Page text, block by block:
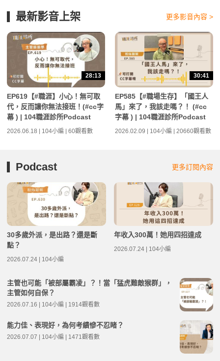
最新影音上架 更多影音內容 >
28:13
EP619【#職涯】小心！無可取
代，反而讓你無法接班！(#cc字
幕 ) | 104職涯診所Podcast
2026.06.18 | 104小編 | 60觀看數
30:41
EP585【#職場生存】「國王人
馬」來了，我該走嗎？！ (#cc
字幕 ) | 104職涯診所Podcast
2026.02.09 | 104小編 | 20660觀看數
Podcast 更多訂閱內容
30多歲外派，是出路？還是斷
點？
2026.07.24 | 104小編
年收入300萬！她用四招達成
2026.07.24 | 104小編
主管也可能「被部屬霸凌」？！當「猛虎難敵猴群」，
主管如何自保？
2026.07.16 | 104小編 | 1914觀看數
能力佳、表現好，為何考績慘不忍睹？
2026.07.07 | 104小編 | 1471觀看數